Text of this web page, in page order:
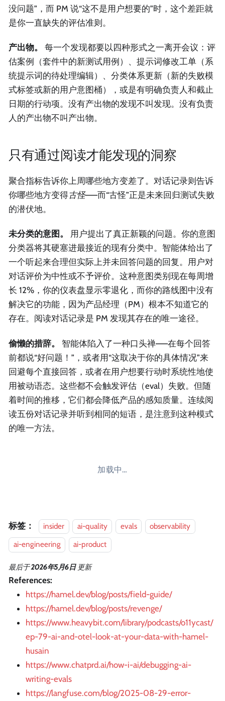
没问题”，而 PM 说“这不是用户想要的”时，这个差距就
是你一直缺失的评估准则。
产出物。
每一个发现都要以四种形式之一离开会议：评
估案例（套件中的新测试用例）、提示词修改工单（系
统提示词的待处理编辑）、分类体系更新（新的失败模
式标签或新的用户意图桶），或是有明确负责人和截止
日期的行动项。没有产出物的发现不叫发现。没有负责
人的产出物不叫产出物。
只有通过阅读才能发现的洞察
聚合指标告诉你上周哪些地方变差了。对话记录则告诉
你哪些地方变得古怪——而“古怪”正是未来回归测试失败
的潜伏地。
未分类的意图。
用户提出了真正新颖的问题。你的意图
分类器将其硬塞进最接近的现有分类中。智能体给出了
一个听起来合理但实际上并未回答问题的回复。用户对
对话评价为中性或不予评价。这种意图类别现在每周增
长 12%，你的仪表盘显示零退化，而你的路线图中没有
解决它的功能，因为产品经理（PM）根本不知道它的
存在。阅读对话记录是 PM 发现其存在的唯一途径。
偷懒的措辞。
智能体陷入了一种口头禅——在每个回答
前都说“好问题！”，或者用“这取决于你的具体情况”来
回避每个直接回答，或者在用户想要行动时系统性地使
用被动语态。这些都不会触发评估（eval）失败。但随
着时间的推移，它们都会降低产品的感知质量。连续阅
读五份对话记录并听到相同的短语，是注意到这种模式
的唯一方法。
加载中…
标签： insider ai-quality evals
observability
ai-engineering
ai-product
最后于2026年5月6日 更新
References:
https://hamel.dev/blog/posts/field-guide/
https://hamel.dev/blog/posts/revenge/
https://www.heavybit.com/library/podcasts/o11ycast/
ep-79-ai-and-otel-look-at-your-data-with-hamel-
husain
https://www.chatprd.ai/how-i-ai/debugging-ai-
writing-evals
https://langfuse.com/blog/2025-08-29-error-